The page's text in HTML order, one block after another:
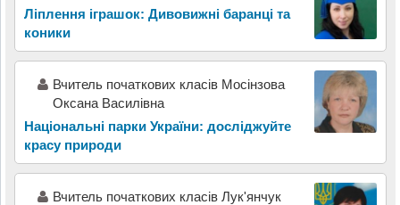
Ліплення іграшок: Дивовижні баранці та
коники
Вчитель початкових класів Мосінзова
Оксана Василівна
Національні парки України: досліджуйте
красу природи
Вчитель початкових класів Лук'янчук